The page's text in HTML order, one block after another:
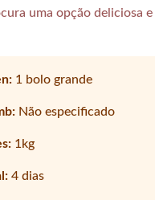
uma opção deliciosa
1 bolo grande
Não especificado
1kg
4 dias